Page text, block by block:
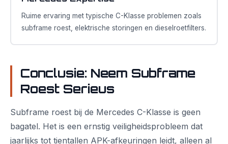
Ruime ervaring met typische C-Klasse problemen zoals
subframe roest, elektrische storingen en dieselroetfilters.
Conclusie: Neem Subframe
Roest Serieus
Subframe roest bij de Mercedes C-Klasse is geen
bagatel. Het is een ernstig veiligheidsprobleem dat
jaarlijks tot tientallen APK-afkeuringen leidt, alleen al